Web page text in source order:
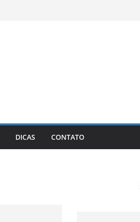
DICAS CONTATO